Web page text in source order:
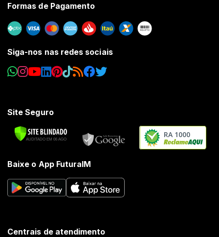
Formas de Pagamento
Siga-nos nas redes sociais
Site Seguro
RA 1000
Baixe o App FuturaIM
Centrais de atendimento